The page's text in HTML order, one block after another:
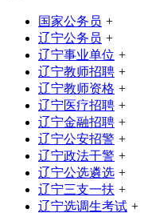
国家公务员 +
辽宁公务员 +
辽宁事业单位 +
辽宁教师招聘 +
辽宁教师资格 +
辽宁医疗招聘 +
辽宁金融招聘 +
辽宁公安招警 +
辽宁政法干警 +
辽宁公选遴选 +
辽宁三支一扶 +
辽宁选调生考试 +